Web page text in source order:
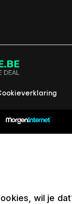
wil je